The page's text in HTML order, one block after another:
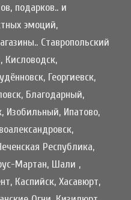
подарков.. и
эмоций,
Ставропольский
Кисловодск,
Георгиевск,
Благодарный,
Изобильный, Ипатово,
Республика,
Мартан, Шали ,
Каспийск, Хасавюрт,